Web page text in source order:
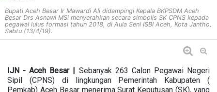
Bupati Aceh Besar Ir Mawardi Ali didampingi Kepala BKPSDM Aceh
Besar Drs Asnawi MSi menyerahkan secara simbolis SK CPNS kepada
pegawai lulus formasi tahun 2018, di Aula Seni ISBI Aceh, Kota Jantho,
Sabtu (13/4/19).
IJN - Aceh Besar | Sebanyak 263 Calon Pegawai Negeri
Sipil (CPNS) di lingkungan Pemerintah Kabupaten (
Pemkab) Aceh Besar menerima Surat Keputusan (SK), yang